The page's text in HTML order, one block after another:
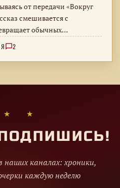
от передачи «Вокруг
смешивается с
обычных
существ.
2
★
каналах: хроники,
каждую неделю